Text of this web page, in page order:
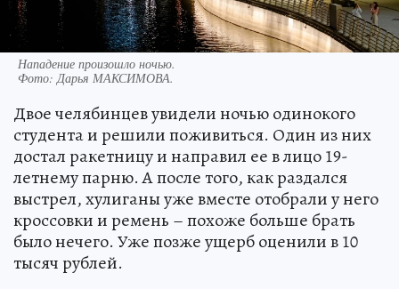
Нападение произошло ночью.
Фото:Дарья МАКСИМОВА.
Двое челябинцев увидели ночью одинокого
студента и решили поживиться. Один из них
достал ракетницу и направил ее в лицо 19-
летнему парню. А после того, как раздался
выстрел, хулиганы уже вместе отобрали у него
кроссовки и ремень – похоже больше брать
было нечего. Уже позже ущерб оценили в 10
тысяч рублей.